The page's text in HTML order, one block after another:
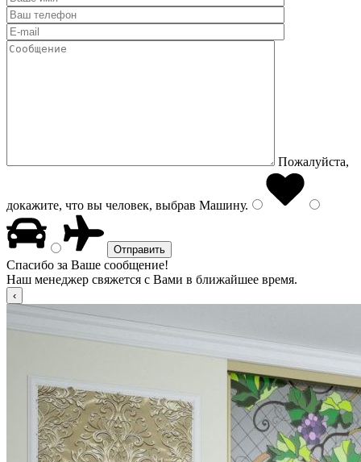
Пожалуйста,
докажите, что вы человек, выбрав Машину.
Спасибо за Ваше сообщение!
Наш менеджер свяжется с Вами в ближайшее время.